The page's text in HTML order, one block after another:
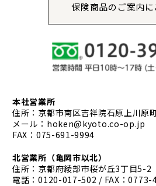
保険商品のご案内に
本社営業所
住所：京都市南区吉祥院石原上川原
メール： hoken@kyoto.co-op.jp
FAX：075-691-9994
北営業所 （亀岡市以北）
住所：京都府綾部市桜が丘3丁目5-2
電話：0120-017-502 / FAX：0773-